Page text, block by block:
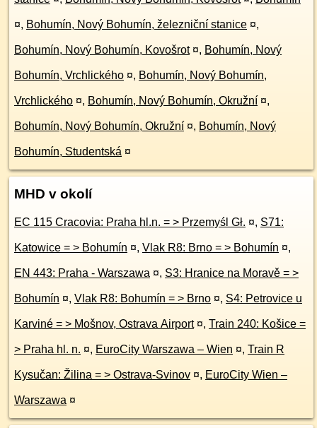
¤, Bohumín, Nový Bohumín, železniční stanice ¤,
Bohumín, Nový Bohumín, Kovošrot ¤, Bohumín, Nový
Bohumín, Vrchlického ¤, Bohumín, Nový Bohumín,
Vrchlického ¤, Bohumín, Nový Bohumín, Okružní ¤,
Bohumín, Nový Bohumín, Okružní ¤, Bohumín, Nový
Bohumín, Studentská ¤
MHD v okolí
EC 115 Cracovia: Praha hl.n. = > Przemyśl Gł. ¤, S71:
Katowice = > Bohumín ¤, Vlak R8: Brno = > Bohumín ¤,
EN 443: Praha - Warszawa ¤, S3: Hranice na Moravě = >
Bohumín ¤, Vlak R8: Bohumín = > Brno ¤, S4: Petrovice u
Karviné = > Mošnov, Ostrava Airport ¤, Train 240: Košice =
> Praha hl. n. ¤, EuroCity Warszawa – Wien ¤, Train R
Kysučan: Žilina = > Ostrava-Svinov ¤, EuroCity Wien –
Warszawa ¤